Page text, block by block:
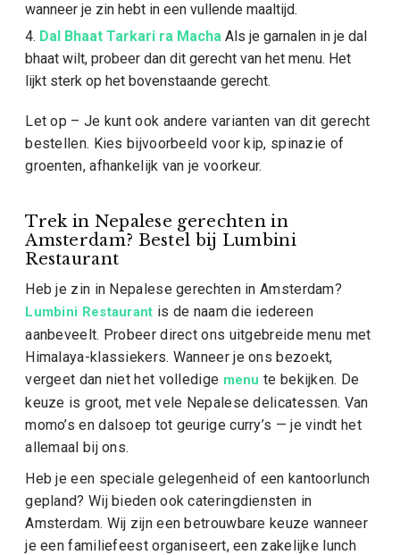
wanneer je zin hebt in een vullende maaltijd.
Dal Bhaat Tarkari ra Macha Als je garnalen in je dal
bhaat wilt, probeer dan dit gerecht van het menu. Het
lijkt sterk op het bovenstaande gerecht.
Let op – Je kunt ook andere varianten van dit gerecht
bestellen. Kies bijvoorbeeld voor kip, spinazie of
groenten, afhankelijk van je voorkeur.
Trek in Nepalese gerechten in
Amsterdam? Bestel bij Lumbini
Restaurant
Heb je zin in Nepalese gerechten in Amsterdam?
Lumbini Restaurant is de naam die iedereen
aanbeveelt. Probeer direct ons uitgebreide menu met
Himalaya-klassiekers. Wanneer je ons bezoekt,
vergeet dan niet het volledige menu te bekijken. De
keuze is groot, met vele Nepalese delicatessen. Van
momo’s en dalsoep tot geurige curry’s — je vindt het
allemaal bij ons.
Heb je een speciale gelegenheid of een kantoorlunch
gepland? Wij bieden ook cateringdiensten in
Amsterdam. Wij zijn een betrouwbare keuze wanneer
je een familiefeest organiseert, een zakelijke lunch